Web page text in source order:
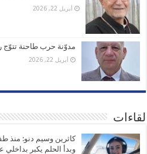
أبريل 22, 2026
مدوّنة حرب طاحنة تتوّج
أبريل 22, 2026
لقاءات
كاثرين وسيم دنو: منذ
وبدأ الحلم يكبر بداخلي